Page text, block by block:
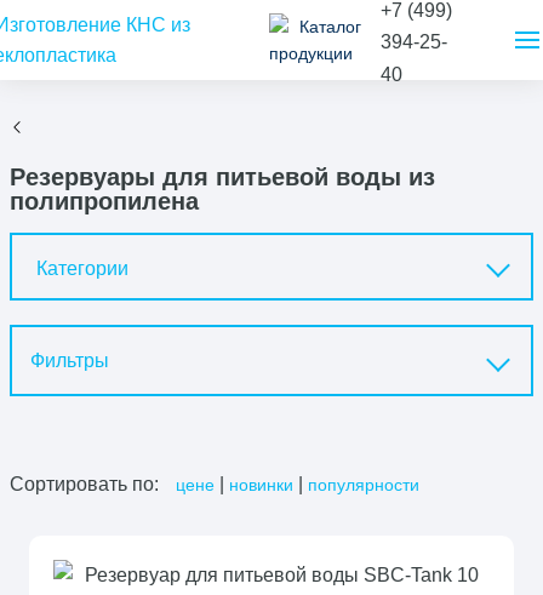
Каталог
продукции
+7 (499)
394-25-
40
Резервуары для питьевой воды из
полипропилена
Фильтры
Категории
Сортировать по: цене новинки популярности